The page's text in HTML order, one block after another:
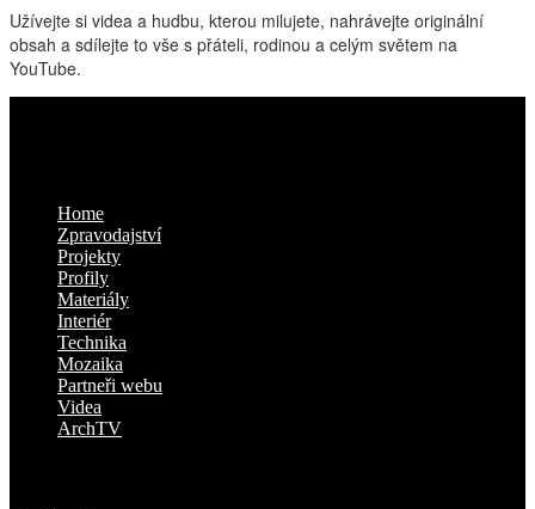
Užívejte si videa a hudbu, kterou milujete, nahrávejte originální
obsah a sdílejte to vše s přáteli, rodinou a celým světem na
YouTube.
Home
Zpravodajství
Projekty
Profily
Materiály
Interiér
Technika
Mozaika
Partneři webu
Videa
ArchTV